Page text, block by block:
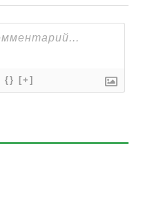
{} [+]